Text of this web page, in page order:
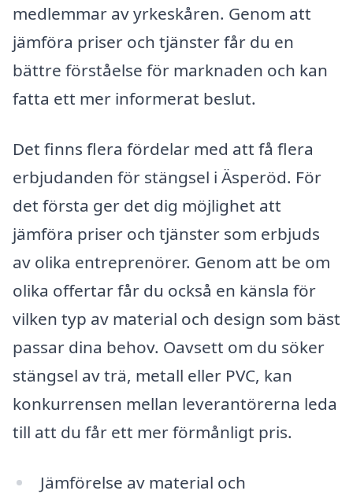
medlemmar av yrkeskåren. Genom att
jämföra priser och tjänster får du en
bättre förståelse för marknaden och kan
fatta ett mer informerat beslut.
Det finns flera fördelar med att få flera
erbjudanden för stängsel i Äsperöd. För
det första ger det dig möjlighet att
jämföra priser och tjänster som erbjuds
av olika entreprenörer. Genom att be om
olika offertar får du också en känsla för
vilken typ av material och design som bäst
passar dina behov. Oavsett om du söker
stängsel av trä, metall eller PVC, kan
konkurrensen mellan leverantörerna leda
till att du får ett mer förmånligt pris.
Jämförelse av material och